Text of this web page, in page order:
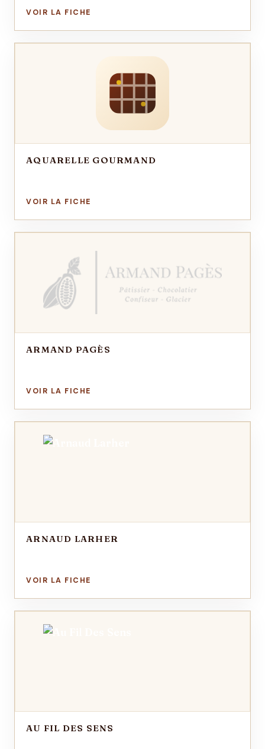
AQUARELLE GOURMAND
ARMAND PAGÈS
ARNAUD LARHER
AU FIL DES SENS